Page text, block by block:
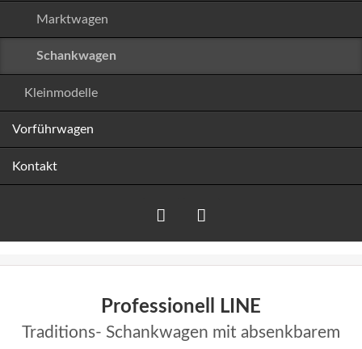
Marktwagen
Schankwagen
Kleinmodelle
Vorführwagen
Kontakt
Professionell LINE
Traditions- Schankwagen mit absenkbarem